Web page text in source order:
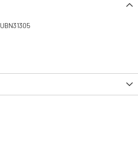
UBN31305